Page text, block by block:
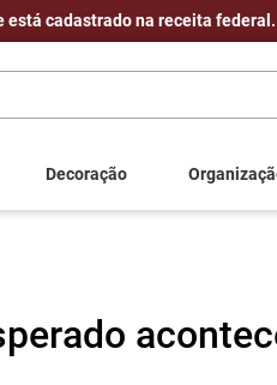
está cadastrado na receita federal.
Decoração